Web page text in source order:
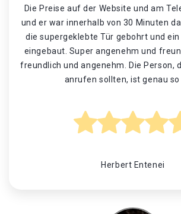
Die Preise auf der Website und am
und er war innerhalb von 30 Minuten da
die supergeklebte Tür gebohrt und ein
eingebaut. Super angenehm und
freundlich und angenehm. Die Person,
anrufen sollten, ist genau so
Herbert Entenei